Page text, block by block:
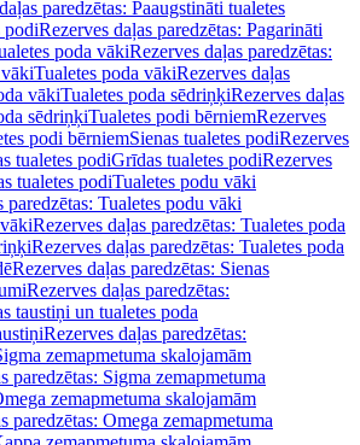
paredzētas: Paaugstināti tualetes
podiRezerves daļas paredzētas: Pagarināti
poda vākiRezerves daļas paredzētas:
Tualetes poda vākiRezerves daļas
vākiTualetes poda sēdriņķiRezerves daļas
sēdriņķiTualetes podi bērniemRezerves
podi bērniemSienas tualetes podiRezerves
tualetes podiGrīdas tualetes podiRezerves
tualetes podiTualetes podu vāki
paredzētas: Tualetes podu vāki
Rezerves daļas paredzētas: Tualetes poda
Rezerves daļas paredzētas: Tualetes poda
Rezerves daļas paredzētas: Sienas
Rezerves daļas paredzētas:
taustiņi un tualetes poda
Rezerves daļas paredzētas:
zemapmetuma skalojamām
paredzētas: Sigma zemapmetuma
zemapmetuma skalojamām
paredzētas: Omega zemapmetuma